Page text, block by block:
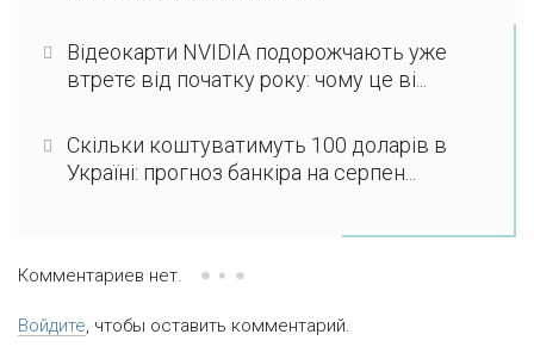
Відеокарти NVIDIA подорожчають уже
втретє від початку року: чому це ві...
Скільки коштуватимуть 100 доларів в
Україні: прогноз банкіра на серпен...
Комментариев нет.
Войдите, чтобы оставить комментарий.